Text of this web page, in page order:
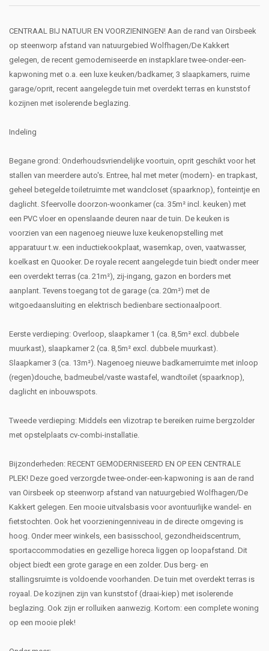
CENTRAAL BIJ NATUUR EN VOORZIENINGEN! Aan de rand van Oirsbeek
op steenworp afstand van natuurgebied Wolfhagen/De Kakkert
gelegen, de recent gemoderniseerde en instapklare twee-onder-een-
kapwoning met o.a. een luxe keuken/badkamer, 3 slaapkamers, ruime
garage/oprit, recent aangelegde tuin met overdekt terras en kunststof
kozijnen met isolerende beglazing.
Indeling
Begane grond: Onderhoudsvriendelijke voortuin, oprit geschikt voor het
stallen van meerdere auto's. Entree, hal met meter (modern)- en trapkast,
geheel betegelde toiletruimte met wandcloset (spaarknop), fonteintje en
daglicht. Sfeervolle doorzon-woonkamer (ca. 35m² incl. keuken) met
een PVC vloer en openslaande deuren naar de tuin. De keuken is
voorzien van een nagenoeg nieuwe luxe keukenopstelling met
apparatuur t.w. een inductiekookplaat, wasemkap, oven, vaatwasser,
koelkast en Quooker. De royale recent aangelegde tuin biedt onder meer
een overdekt terras (ca. 21m²), zij-ingang, gazon en borders met
aanplant. Tevens toegang tot de garage (ca. 20m²) met de
witgoedaansluiting en elektrisch bedienbare sectionaalpoort.
Eerste verdieping: Overloop, slaapkamer 1 (ca. 8,5m² excl. dubbele
muurkast), slaapkamer 2 (ca. 8,5m² excl. dubbele muurkast).
Slaapkamer 3 (ca. 13m²). Nagenoeg nieuwe badkamerruimte met inloop
(regen)douche, badmeubel/vaste wastafel, wandtoilet (spaarknop),
daglicht en inbouwspots.
Tweede verdieping: Middels een vlizotrap te bereiken ruime bergzolder
met opstelplaats cv-combi-installatie.
Bijzonderheden: RECENT GEMODERNISEERD EN OP EEN CENTRALE
PLEK! Deze goed verzorgde twee-onder-een-kapwoning is aan de rand
van Oirsbeek op steenworp afstand van natuurgebied Wolfhagen/De
Kakkert gelegen. Een mooie uitvalsbasis voor avontuurlijke wandel- en
fietstochten. Ook het voorzieningenniveau in de directe omgeving is
hoog. Onder meer winkels, een basisschool, gezondheidscentrum,
sportaccommodaties en gezellige horeca liggen op loopafstand. Dit
object biedt een grote garage en een zolder. Dus berg- en
stallingsruimte is voldoende voorhanden. De tuin met overdekt terras is
royaal. De kozijnen zijn van kunststof (draai-kiep) met isolerende
beglazing. Ook zijn er rolluiken aanwezig. Kortom: een complete woning
op een mooie plek!